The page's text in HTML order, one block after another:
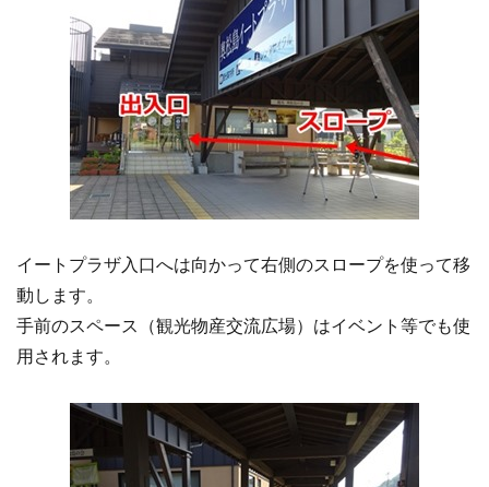
イートプラザ入口へは向かって右側のスロープを使って移
動します。
手前のスペース（観光物産交流広場）はイベント等でも使
用されます。